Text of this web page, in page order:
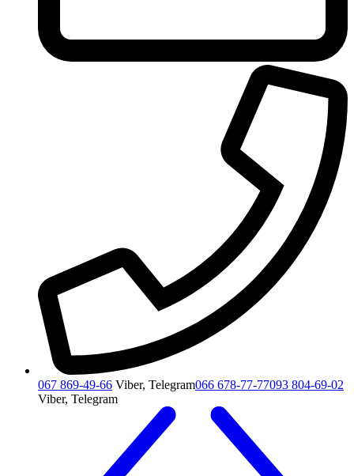
067 869-49-66 Viber, Telegram066 678-77-77093 804-69-02
Viber, Telegram